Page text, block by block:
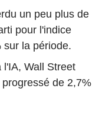
un peu plus de
pour l'indice
sur la période.
l'IA, Wall Street
de 2,7%